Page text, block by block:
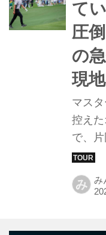
土曜
タの
材を
緊迫
て
圧
の
現
マス
控え
で、
た。昨
なカ
に立つ
み み